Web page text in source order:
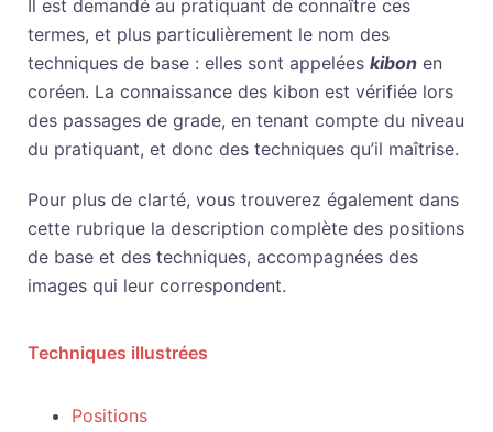
Il est demandé au pratiquant de connaître ces
termes, et plus particulièrement le nom des
techniques de base : elles sont appelées kibon en
coréen. La connaissance des kibon est vérifiée lors
des passages de grade, en tenant compte du niveau
du pratiquant, et donc des techniques qu’il maîtrise.
Pour plus de clarté, vous trouverez également dans
cette rubrique la description complète des positions
de base et des techniques, accompagnées des
images qui leur correspondent.
Techniques illustrées
Positions